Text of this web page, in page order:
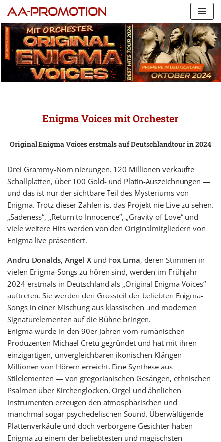
Перейти
к
содержимому
Enigma Voices mit Orchester
Original Enigma Voices erstmals auf Deutschlandtour in 2024
Drei Grammy-Nominierungen, 120 Millionen verkaufte
Schallplatten, über 100 Gold- und Platin-Auszeichnungen —
und das ist nur der sichtbare Teil des Mysteriums von
Enigma. Trotz dieser Zahlen ist das Projekt nie Live zu sehen.
„Sadeness“, „Return to Innocence“, „Gravity of Love“ und
viele weitere Hits werden von den Originalmitgliedern von
Enigma live präsentiert.
Andru Donalds, Angel X und Fox Lima, deren Stimmen in
vielen Enigma-Songs zu hören sind, werden im Frühjahr
2024 erstmals in Deutschland als „Original Enigma Voices“
auftreten. Sie werden den Grossteil der beliebten Enigma-
Songs in einer Mischung aus klassischen und modernen
Signaturelementen auf die Bühne bringen.
Enigma wurde in den 90er Jahren vom rumänischen
Produzenten Michael Cretu gegründet und hat mit ihren
einzigartigen, unvergleichbaren ikonischen Klängen
Millionen von Hörern erreicht. Eine Synthese aus
Stilelementen — von gregorianischen Gesängen, ethnischen
Psalmen über Kirchenglocken, Orgel und ähnlichen
Instrumenten erzeugen den atmosphärischen und
manchmal sogar psychedelischen Sound. Überwältigende
Plattenverkäufe und doch verborgene Gesichter haben
Enigma zu einem der beliebtesten und magischsten